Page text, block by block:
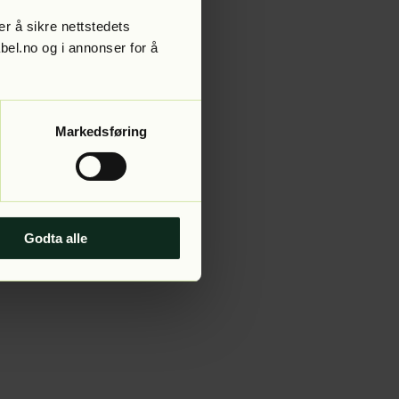
å sikre nettstedets
og i annonser for å
Markedsføring
Godta alle